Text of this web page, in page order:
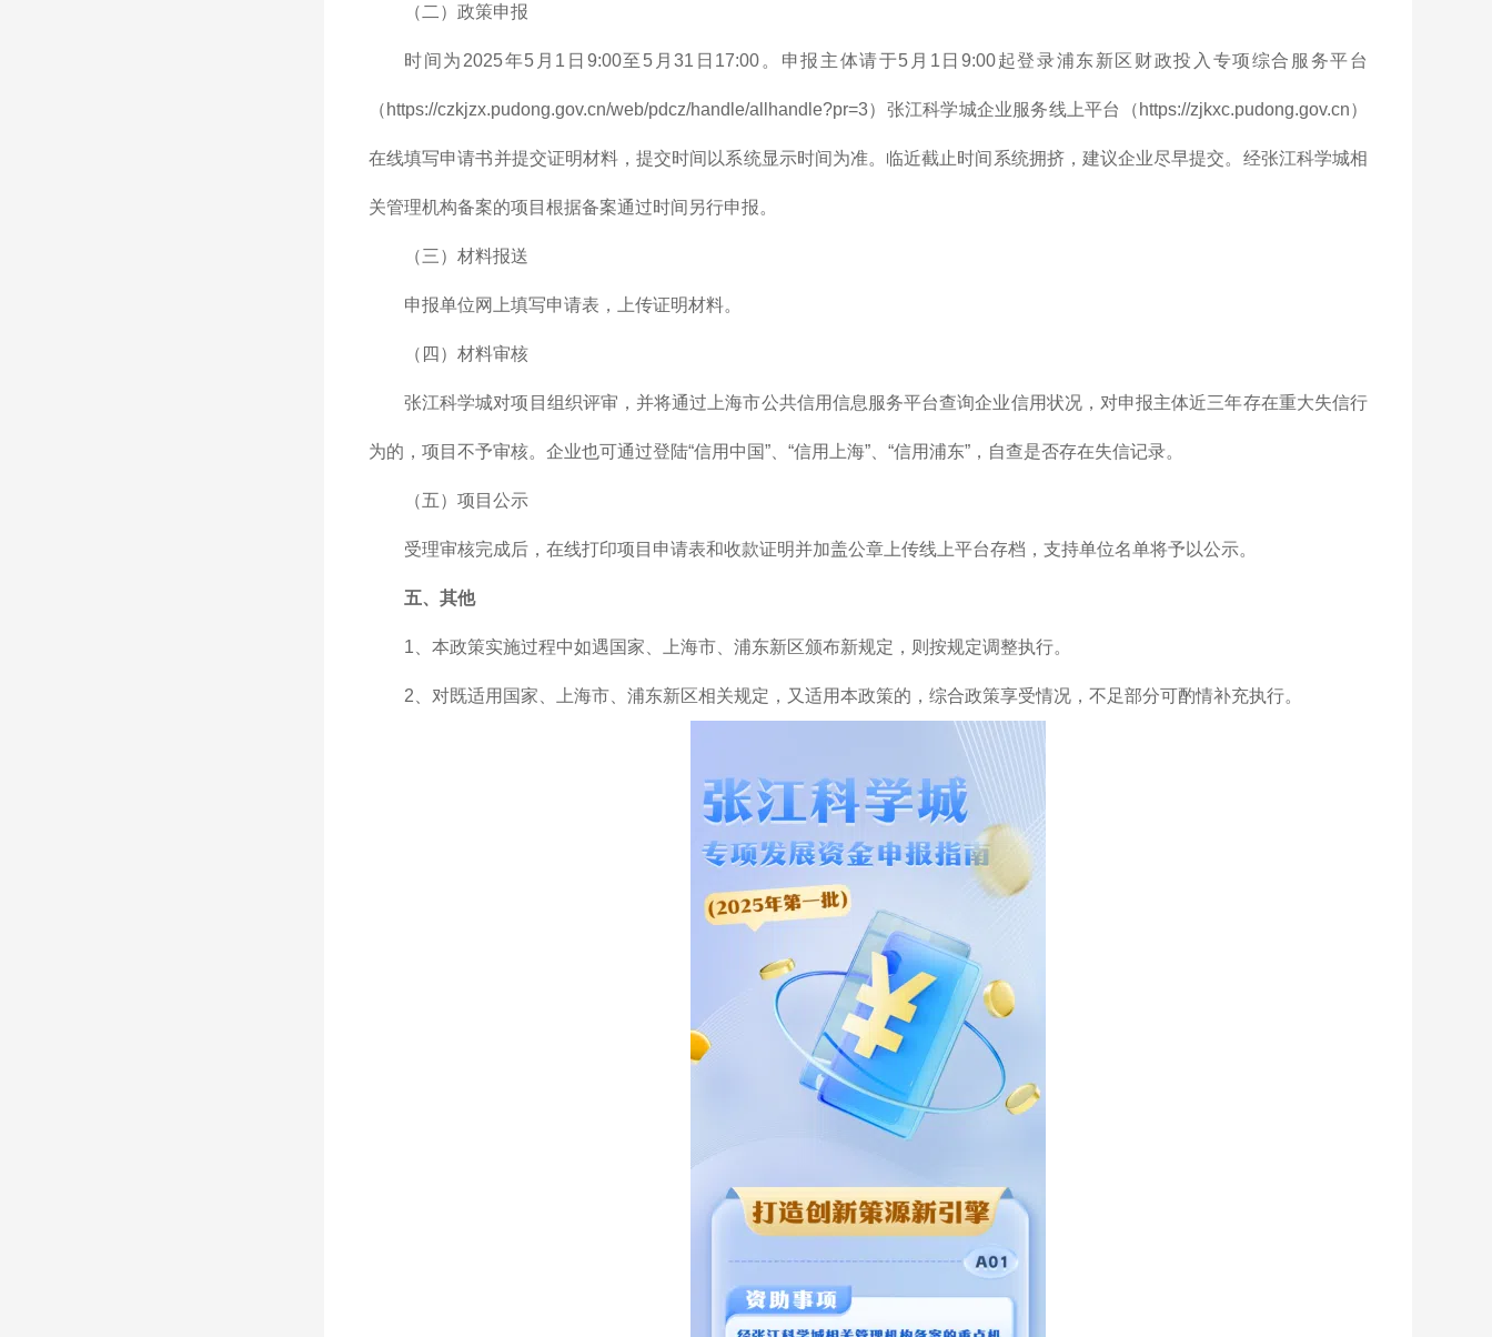
（二）政策申报
时间为2025年5月1日9:00至5月31日17:00。申报主体请于5月1日9:00起登录浦东新区财政投入专项综合服务平台
（https://czkjzx.pudong.gov.cn/web/pdcz/handle/allhandle?pr=3）张江科学城企业服务线上平台（https://zjkxc.pudong.gov.cn）
在线填写申请书并提交证明材料，提交时间以系统显示时间为准。临近截止时间系统拥挤，建议企业尽早提交。经张江科学城相
关管理机构备案的项目根据备案通过时间另行申报。
（三）材料报送
申报单位网上填写申请表，上传证明材料。
（四）材料审核
张江科学城对项目组织评审，并将通过上海市公共信用信息服务平台查询企业信用状况，对申报主体近三年存在重大失信行
为的，项目不予审核。企业也可通过登陆“信用中国”、“信用上海”、“信用浦东”，自查是否存在失信记录。
（五）项目公示
受理审核完成后，在线打印项目申请表和收款证明并加盖公章上传线上平台存档，支持单位名单将予以公示。
五、其他
1、本政策实施过程中如遇国家、上海市、浦东新区颁布新规定，则按规定调整执行。
2、对既适用国家、上海市、浦东新区相关规定，又适用本政策的，综合政策享受情况，不足部分可酌情补充执行。